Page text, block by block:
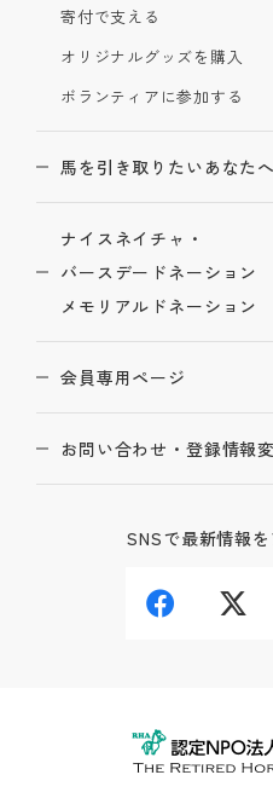
寄付で支える
オリジナルグッズを購入
ボランティアに参加する
馬を引き取りたいあなたへ
ナイスネイチャ・
バースデードネーション
メモリアルドネーション
会員専用ページ
お問い合わせ・登録情報
SNSで最新情報